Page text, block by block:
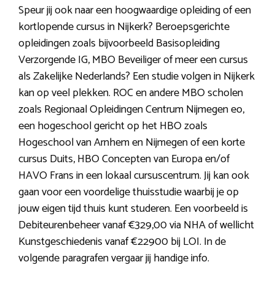
Speur jij ook naar een hoogwaardige opleiding of een
kortlopende cursus in Nijkerk? Beroepsgerichte
opleidingen zoals bijvoorbeeld Basisopleiding
Verzorgende IG, MBO Beveiliger of meer een cursus
als Zakelijke Nederlands? Een studie volgen in Nijkerk
kan op veel plekken. ROC en andere MBO scholen
zoals Regionaal Opleidingen Centrum Nijmegen eo,
een hogeschool gericht op het HBO zoals
Hogeschool van Arnhem en Nijmegen of een korte
cursus Duits, HBO Concepten van Europa en/of
HAVO Frans in een lokaal cursuscentrum. Jij kan ook
gaan voor een voordelige thuisstudie waarbij je op
jouw eigen tijd thuis kunt studeren. Een voorbeeld is
Debiteurenbeheer vanaf €329,00 via NHA of wellicht
Kunstgeschiedenis vanaf €22900 bij LOI. In de
volgende paragrafen vergaar jij handige info.